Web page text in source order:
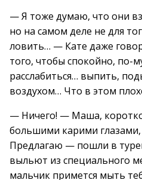
— Я тоже думаю, что они
но на самом деле не для
ловить… — Кате даже
того, чтобы спокойно, по-
расслабиться… выпить,
воздухом… Что в этом
— Ничего! — Маша,
большими карими
Предлагаю — пошли в
выльют из специального
мальчик примется мыть